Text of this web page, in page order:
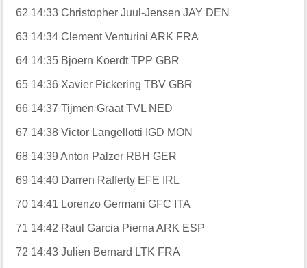
62 14:33 Christopher Juul-Jensen JAY DEN
63 14:34 Clement Venturini ARK FRA
64 14:35 Bjoern Koerdt TPP GBR
65 14:36 Xavier Pickering TBV GBR
66 14:37 Tijmen Graat TVL NED
67 14:38 Victor Langellotti IGD MON
68 14:39 Anton Palzer RBH GER
69 14:40 Darren Rafferty EFE IRL
70 14:41 Lorenzo Germani GFC ITA
71 14:42 Raul Garcia Pierna ARK ESP
72 14:43 Julien Bernard LTK FRA